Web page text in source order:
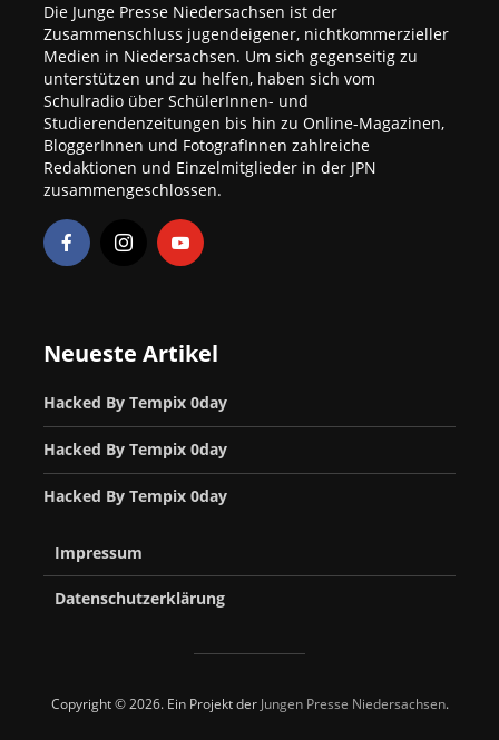
Die Junge Presse Niedersachsen ist der
Zusammenschluss jugendeigener, nichtkommerzieller
Medien in Niedersachsen. Um sich gegenseitig zu
unterstützen und zu helfen, haben sich vom
Schulradio über SchülerInnen- und
Studierendenzeitungen bis hin zu Online-Magazinen,
BloggerInnen und FotografInnen zahlreiche
Redaktionen und Einzelmitglieder in der JPN
zusammengeschlossen.
Neueste Artikel
Hacked By Tempix 0day
Hacked By Tempix 0day
Hacked By Tempix 0day
Impressum
Datenschutzerklärung
Copyright © 2026. Ein Projekt der Jungen Presse Niedersachsen.